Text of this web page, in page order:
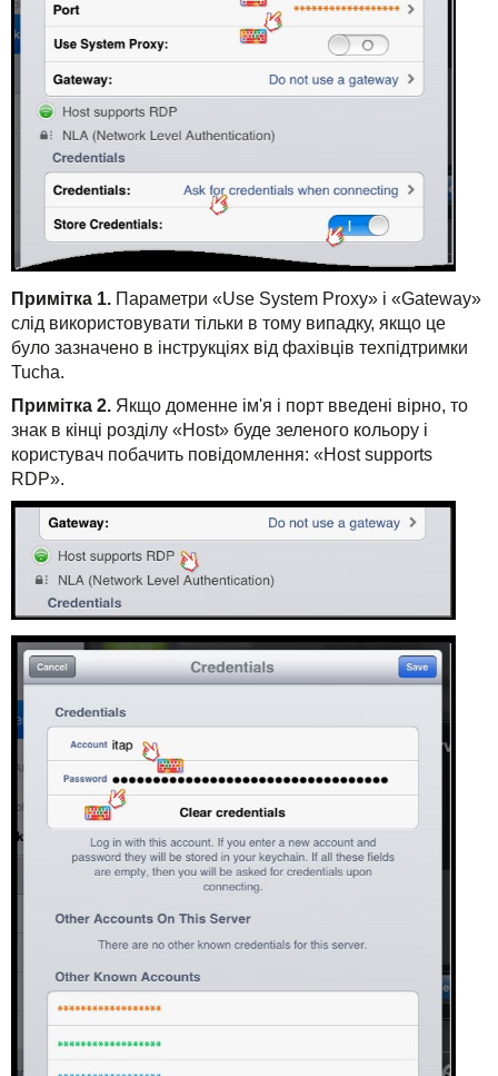
Примітка 1. Параметри «Use System Proxy» і «Gateway»
слід використовувати тільки в тому випадку, якщо це
було зазначено в інструкціях від фахівців техпідтримки
Tucha.
Примітка 2. Якщо доменне ім'я і порт введені вірно, то
знак в кінці розділу «Host» буде зеленого кольору і
користувач побачить повідомлення: «Host supports
RDP».